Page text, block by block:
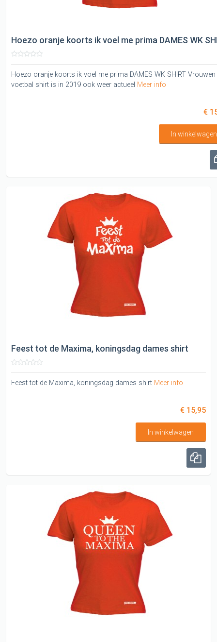
Hoezo oranje koorts ik voel me prima DAMES WK
Hoezo oranje koorts ik voel me prima DAMES WK SHIRT Vrouwen
voetbal shirt is in 2019 ook weer actueel Meer info
€
In winkelwagen
Feest tot de Maxima, koningsdag dames shirt
Feest tot de Maxima, koningsdag dames shirt Meer info
€ 15,95
In winkelwagen